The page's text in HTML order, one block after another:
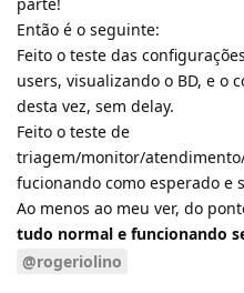
parte!
Então é o seguinte:
Feito o teste das
users, visualizando o BD, e o
desta vez, sem delay.
Feito o teste de
triagem/monitor/
fucionando como esperado e
Ao menos ao meu ver, do
tudo normal e funcionando
@rogeriolino